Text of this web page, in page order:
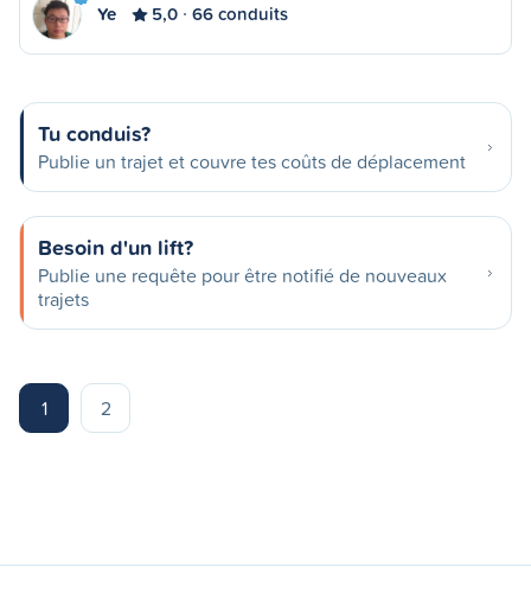
Ye 5,0 66 conduits
Tu conduis?
Publie un trajet et couvre tes coûts de déplacement
Besoin d'un lift?
Publie une requête pour être notifié de nouveaux
trajets
1 2